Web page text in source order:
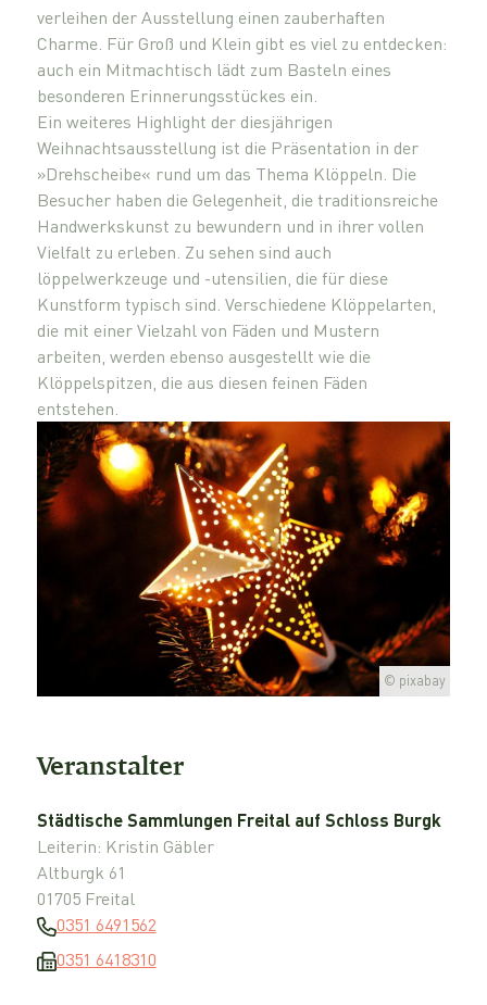
verleihen der Ausstellung einen zauberhaften
Charme. Für Groß und Klein gibt es viel zu entdecken:
auch ein Mitmachtisch lädt zum Basteln eines
besonderen Erinnerungsstückes ein.
Ein weiteres Highlight der diesjährigen
Weihnachtsausstellung ist die Präsentation in der
»Drehscheibe« rund um das Thema Klöppeln. Die
Besucher haben die Gelegenheit, die traditionsreiche
Handwerkskunst zu bewundern und in ihrer vollen
Vielfalt zu erleben. Zu sehen sind auch
löppelwerkzeuge und -utensilien, die für diese
Kunstform typisch sind. Verschiedene Klöppelarten,
die mit einer Vielzahl von Fäden und Mustern
arbeiten, werden ebenso ausgestellt wie die
Klöppelspitzen, die aus diesen feinen Fäden
entstehen.
© pixabay
Veranstalter
Städtische Sammlungen Freital auf Schloss Burgk
Leiterin: Kristin Gäbler
Altburgk 61
01705 Freital
0351 6491562
0351 6418310